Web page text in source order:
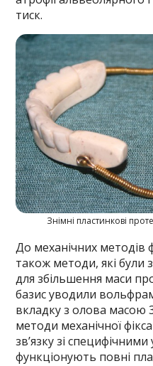
тиск.
Знімні пластинкові
До механічних методів
також методи, які були
для збільшення маси
базис уводили
вкладку з олова масою
методи механічної
зв’язку зі
функціонують повні